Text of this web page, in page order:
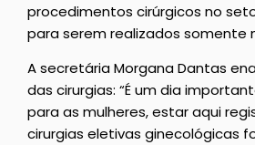
procedimentos cirúrgicos no
para serem realizados somente
A secretária Morgana Dantas
das cirurgias: “É um dia
para as mulheres, estar aqui
cirurgias eletivas ginecológicas